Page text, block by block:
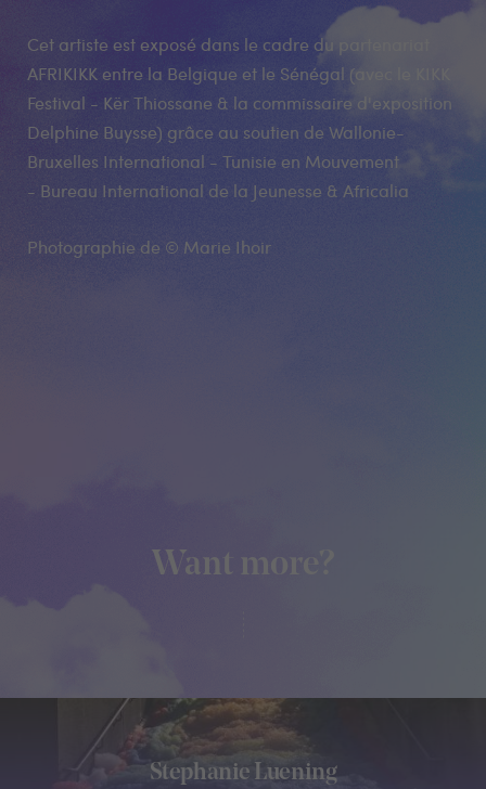
Cet artiste est exposé dans le cadre du partenariat
AFRIKIKK entre la Belgique et le Sénégal (avec le KIKK
Festival - Kër Thiossane & la commissaire d'exposition
Delphine Buysse) grâce au soutien de Wallonie-
Bruxelles International - Tunisie en Mouvement
- Bureau International de la Jeunesse & Africalia
Photographie de © Marie Ihoir
Want more?
Stephanie Luening